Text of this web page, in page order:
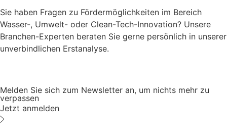
Sie haben Fragen zu Fördermöglichkeiten im Bereich
Wasser-, Umwelt- oder Clean-Tech-Innovation? Unsere
Branchen-Experten beraten Sie gerne persönlich in unserer
unverbindlichen Erstanalyse.
Melden Sie sich zum Newsletter an, um nichts mehr zu
verpassen
Jetzt anmelden